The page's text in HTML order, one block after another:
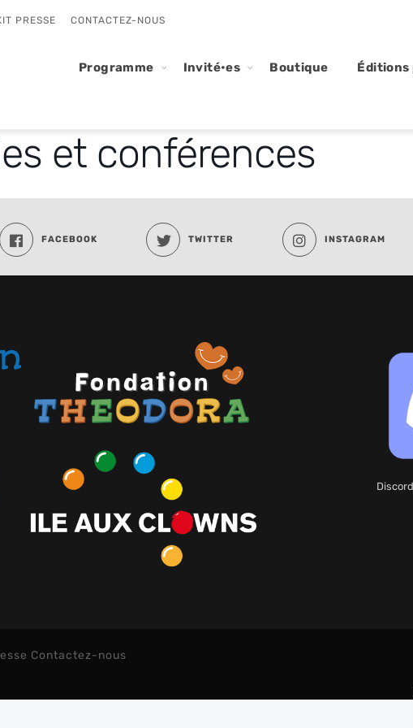
PRESSE CONTACTEZ-NOUS
Programme Invité•es Boutique Éditions
et conférences
FACEBOOK TWITTER INSTAGRAM
Contactez-nous